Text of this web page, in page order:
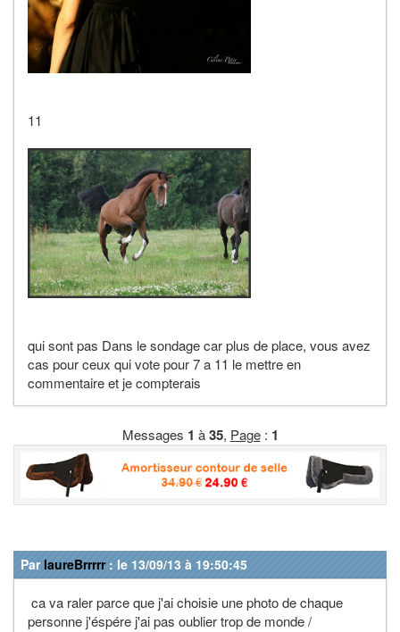
11
qui sont pas Dans le sondage car plus de place, vous avez
cas pour ceux qui vote pour 7 a 11 le mettre en
commentaire et je compterais
Messages 1 à35, Page: 1
Par laureBrrrrr: le 13/09/13 à 19:50:45
ca va raler parce que j'ai choisie une photo de chaque
personne j'éspére j'ai pas oublier trop de monde /